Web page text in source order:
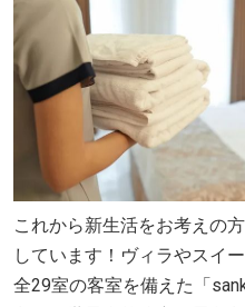
これから新生活をお考えの
しています！ヴィラやスイ
全29室の客室を備えた「